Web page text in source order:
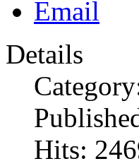
Details
Hits: